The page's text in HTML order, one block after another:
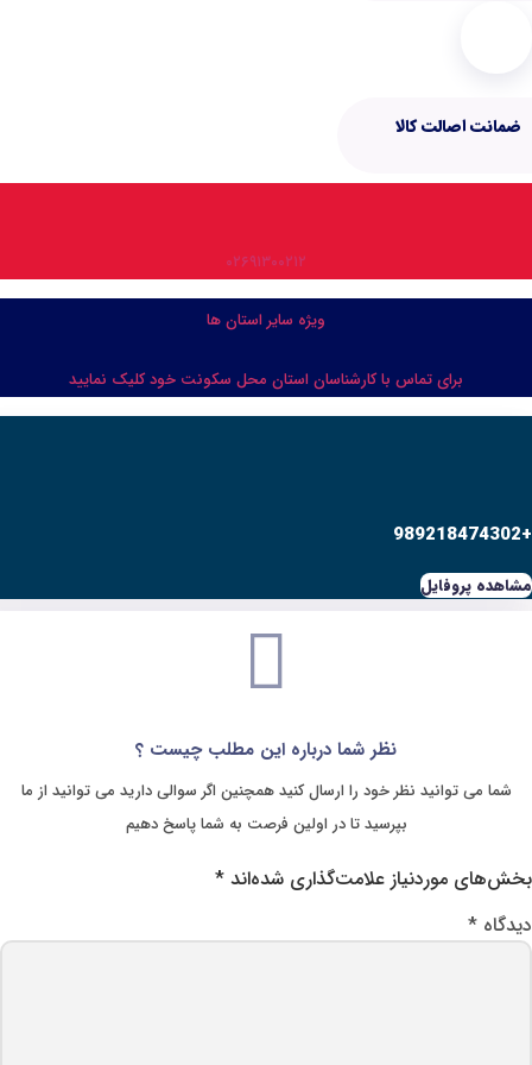
استان محل سکونت خود کلیک نمایید
درباره این مطلب چیست ؟
کنید همچنین اگر سوالی دارید می توانید از ما
در اولین فرصت به شما پاسخ دهیم
شده‌اند*